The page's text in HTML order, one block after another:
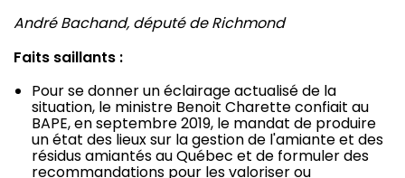
André Bachand, député de Richmond
Faits saillants :
Pour se donner un éclairage actualisé de la
situation, le ministre Benoit Charette confiait au
BAPE, en septembre 2019, le mandat de produire
un état des lieux sur la gestion de l'amiante et des
résidus amiantés au Québec et de formuler des
recommandations pour les valoriser ou